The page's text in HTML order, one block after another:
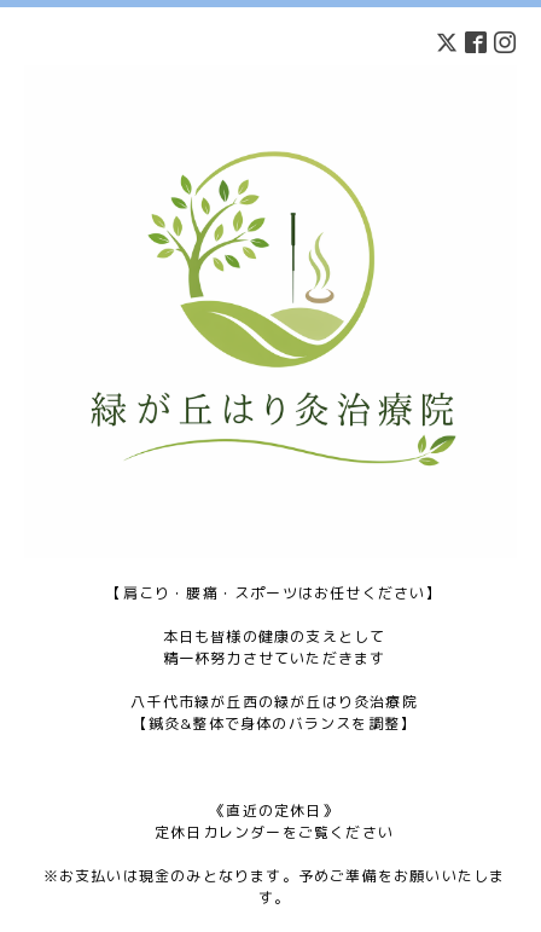
【肩こり・腰痛・スポーツはお任せください】
本日も皆様の健康の支えとして
精一杯努力させていただきます
八千代市緑が丘西の緑が丘はり灸治療院
【鍼灸&整体で身体のバランスを調整】
《直近の定休日》
定休日カレンダーをご覧ください
※お支払いは現金のみとなります。予めご準備をお願いいたしま
す。